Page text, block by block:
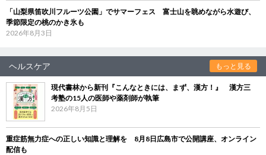
「山梨県笛吹川フルーツ公園」でサマーフェス 富士山を眺めながら水遊び、
季節限定の桃のかき氷も
2026年8月3日
ヘルスケア もっと見る
現代書林から新刊『こんなときには、まず、漢方！』 漢方三
考塾の15人の医師や薬剤師が執筆
2026年8月5日
重症筋無力症への正しい知識と理解を 8月8日広島市で公開講座、オンライン
配信も